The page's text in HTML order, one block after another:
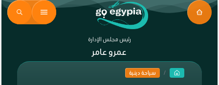
رئيس مجلس الإدارة
عمرو عامر
سياحة دينية